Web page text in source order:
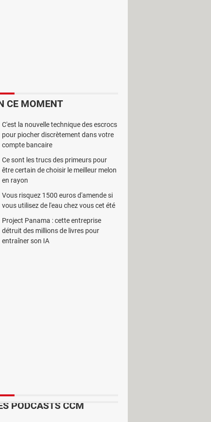
la possibilité de connaître
visités, les conversations chat,
où vous pourrez voir les
à une et à consulter l’historique
être réglé pour envoyer les
données sont en sécurité.
CE MOMENT
C'est la nouvelle technique des escrocs
pour piocher discrètement dans votre
compte bancaire
Ce sont les trucs des primeurs pour
être certain de choisir le meilleur melon
en rayon
Vous risquez 1500 euros d'amende si
vous utilisez de l'eau chez vous cet été
Project Panama : cette entreprise
détruit des millions de livres pour
entraîner son IA
PODCASTS CCM